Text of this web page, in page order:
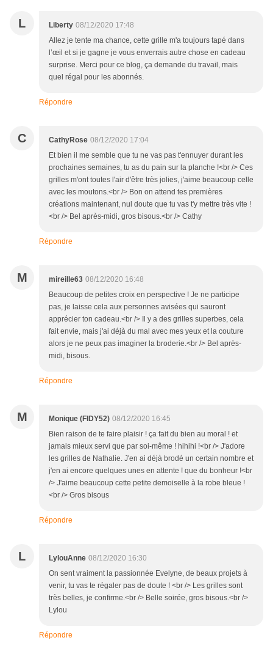
L Liberty 08/12/2020 17:48
Allez je tente ma chance, cette grille m'a toujours tapé dans
l’œil et si je gagne je vous enverrais autre chose en cadeau
surprise. Merci pour ce blog, ça demande du travail, mais
quel régal pour les abonnés.
Répondre
C CathyRose 08/12/2020 17:04
Et bien il me semble que tu ne vas pas t'ennuyer durant les
prochaines semaines, tu as du pain sur la planche !<br /> Ces
grilles m'ont toutes l'air d'être très jolies, j'aime beaucoup celle
avec les moutons.<br /> Bon on attend tes premières
créations maintenant, nul doute que tu vas t'y mettre très vite !
<br /> Bel après-midi, gros bisous.<br /> Cathy
Répondre
M mireille63 08/12/2020 16:48
Beaucoup de petites croix en perspective ! Je ne participe
pas, je laisse cela aux personnes avisées qui sauront
apprécier ton cadeau.<br /> Il y a des grilles superbes, cela
fait envie, mais j'ai déjà du mal avec mes yeux et la couture
alors je ne peux pas imaginer la broderie.<br /> Bel après-
midi, bisous.
Répondre
M Monique (FIDY52) 08/12/2020 16:45
Bien raison de te faire plaisir ! ça fait du bien au moral ! et
jamais mieux servi que par soi-même ! hihihi !<br /> J'adore
les grilles de Nathalie. J'en ai déjà brodé un certain nombre et
j'en ai encore quelques unes en attente ! que du bonheur !<br
/> J'aime beaucoup cette petite demoiselle à la robe bleue !
<br /> Gros bisous
Répondre
L LylouAnne 08/12/2020 16:30
On sent vraiment la passionnée Evelyne, de beaux projets à
venir, tu vas te régaler pas de doute ! <br /> Les grilles sont
très belles, je confirme.<br /> Belle soirée, gros bisous.<br />
Lylou
Répondre